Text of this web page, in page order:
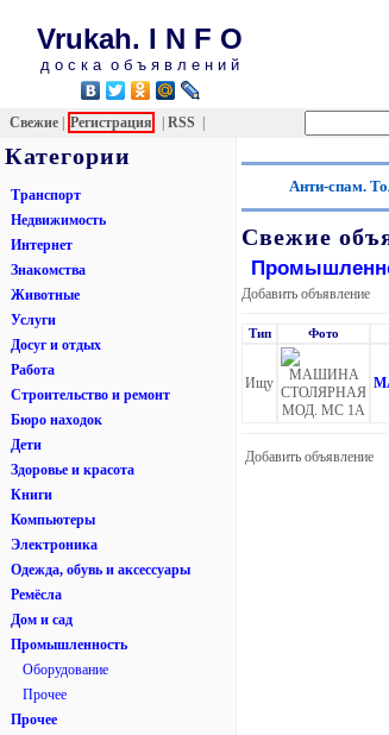
Vrukah. I N F O
д о с к а о б ъ я в л е н и й
Свежие Регистрация RSS
Категории
Транспорт
Недвижимость
Интернет
Знакомства
Животные
Услуги
Досуг и отдых
Работа
Строительство и ремонт
Бюро находок
Дети
Здоровье и красота
Книги
Компьютеры
Электроника
Одежда, обувь и аксессуары
Ремёсла
Дом и сад
Промышленность
Оборудование
Прочее
Прочее
Анти-спам.
Свежие
Добавить объявление
Тип Фото
Ищу
Добавить объявление